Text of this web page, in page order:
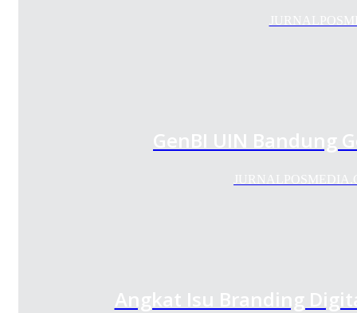
GenBI UIN Bandung
Angkat Isu Branding